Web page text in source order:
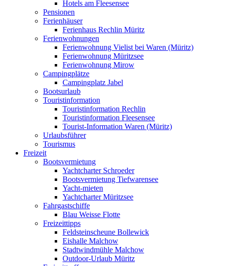
Hotels am Fleesensee
Pensionen
Ferienhäuser
Ferienhaus Rechlin Müritz
Ferienwohnungen
Ferienwohnung Vielist bei Waren (Müritz)
Ferienwohnung Müritzsee
Ferienwohnung Mirow
Campingplätze
Campingplatz Jabel
Bootsurlaub
Touristinformation
Touristinformation Rechlin
Touristinformation Fleesensee
Tourist-Information Waren (Müritz)
Urlaubsführer
Tourismus
Freizeit
Bootsvermietung
Yachtcharter Schroeder
Bootsvermietung Tiefwarensee
Yacht-mieten
Yachtcharter Müritzsee
Fahrgastschiffe
Blau Weisse Flotte
Freizeittipps
Feldsteinscheune Bollewick
Eishalle Malchow
Stadtwindmühle Malchow
Outdoor-Urlaub Müritz